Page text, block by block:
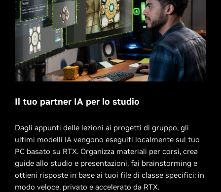
Il tuo partner IA per lo studio
Dagli appunti delle lezioni ai progetti di gruppo, gli
ultimi modelli IA vengono eseguiti localmente sul tuo
PC basato su RTX. Organizza materiali per corsi, crea
guide allo studio e presentazioni, fai brainstorming e
ottieni risposte in base ai tuoi file di classe specifici: in
modo veloce, privato e accelerato da RTX.